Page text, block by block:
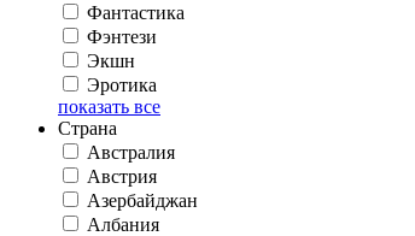
Фантастика
Фэнтези
Экшн
Эротика
показать все
Страна
Австралия
Австрия
Азербайджан
Албания